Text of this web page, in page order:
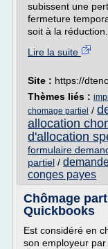
subissent une
fermeture
soit à la réduction...
Lire la suite
Site : https://
Thèmes liés :
chomage partiel /
allocation
d'allocation
formulaire
partiel /
conges payes
Chômage
Quickbooks
Est considéré en
son employeur